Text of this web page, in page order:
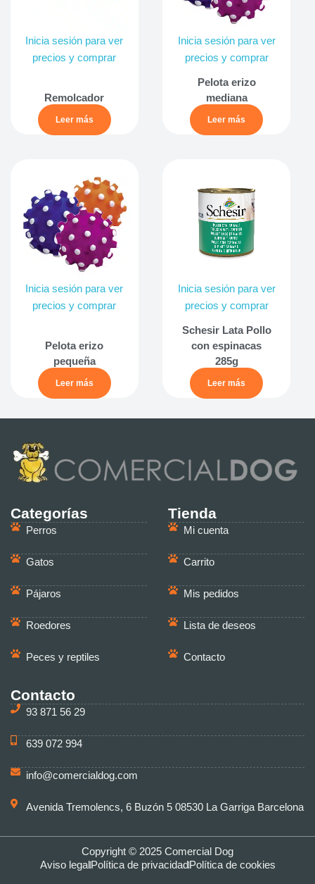
Inicia sesión para ver
precios y comprar
Remolcador
Leer más
Inicia sesión para ver
precios y comprar
Pelota erizo
mediana
Leer más
Inicia sesión para ver
precios y comprar
Pelota erizo
pequeña
Leer más
Inicia sesión para ver
precios y comprar
Schesir Lata Pollo
con espinacas
285g
Leer más
Categorías
Perros
Gatos
Pájaros
Roedores
Peces y reptiles
Tienda
Mi cuenta
Carrito
Mis pedidos
Lista de deseos
Contacto
Contacto
93 871 56 29
639 072 994
info@comercialdog.com
Avenida Tremolencs, 6 Buzón 5 08530 La Garriga Barcelona
Copyright © 2025 Comercial Dog
Aviso legalPolítica de privacidadPolítica de cookies